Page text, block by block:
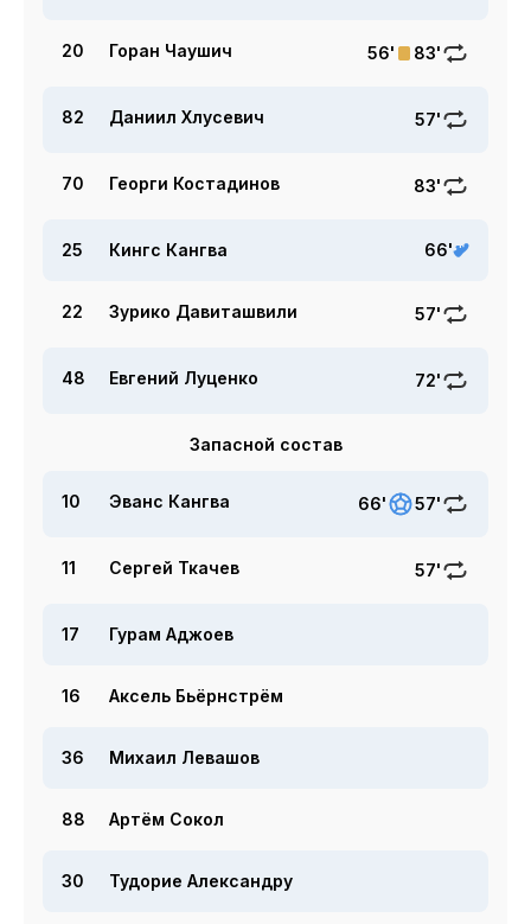
20 Горан Чаушич 56' 83'
82 Даниил Хлусевич 57'
70 Георги Костадинов 83'
25 Кингс Кангва 66'
22 Зурико Давиташвили 57'
48 Евгений Луценко 72'
Запасной состав
10 Эванс Кангва 66' 57'
11 Сергей Ткачев 57'
17 Гурам Аджоев
16 Аксель Бьёрнстрём
36 Михаил Левашов
88 Артём Сокол
30 Тудорие Александру